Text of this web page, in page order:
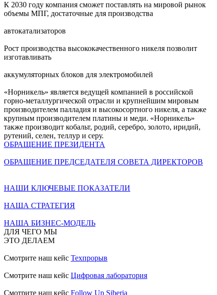
К 2030 году компания сможет поставлять на мировой рынок
объемы МПГ, достаточные для производства
автокатализаторов
Рост производства высококачественного никеля позволит
изготавливать
аккумуляторных блоков для электромобилей
«Норникель» является ведущей компанией в российской
горно-металлургической отрасли и крупнейшим мировым
производителем палладия и высокосортного никеля, а также
крупным производителем платины и меди. «Норникель»
также производит кобальт, родий, серебро, золото, иридий,
рутений, селен, теллур и серу.
ОБРАЩЕНИЕ ПРЕЗИДЕНТА
ОБРАЩЕНИЕ ПРЕДСЕДАТЕЛЯ СОВЕТА ДИРЕКТОРОВ
НАШИ КЛЮЧЕВЫЕ ПОКАЗАТЕЛИ
НАША СТРАТЕГИЯ
НАША БИЗНЕС-МОДЕЛЬ
ДЛЯ ЧЕГО МЫ
ЭТО ДЕЛАЕМ
Смотрите наш кейс Техпрорыв
Смотрите наш кейс Цифровая лаборатория
Смотрите наш кейс Follow Up Siberia